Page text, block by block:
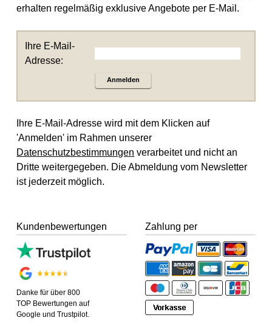
erhalten regelmäßig exklusive Angebote per E-Mail.
Ihre E-Mail-
Adresse:
Anmelden
Ihre E-Mail-Adresse wird mit dem Klicken auf
'Anmelden' im Rahmen unserer
Datenschutzbestimmungen verarbeitet und nicht an
Dritte weitergegeben. Die Abmeldung vom Newsletter
ist jederzeit möglich.
Kundenbewertungen
Danke für über 800
TOP Bewertungen auf
Google und Trustpilot.
Zahlung per